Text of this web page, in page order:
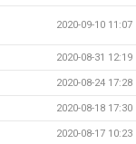
2020-09-10 11:07
2020-08-31 12:19
2020-08-24 17:28
2020-08-18 17:30
2020-08-17 10:23